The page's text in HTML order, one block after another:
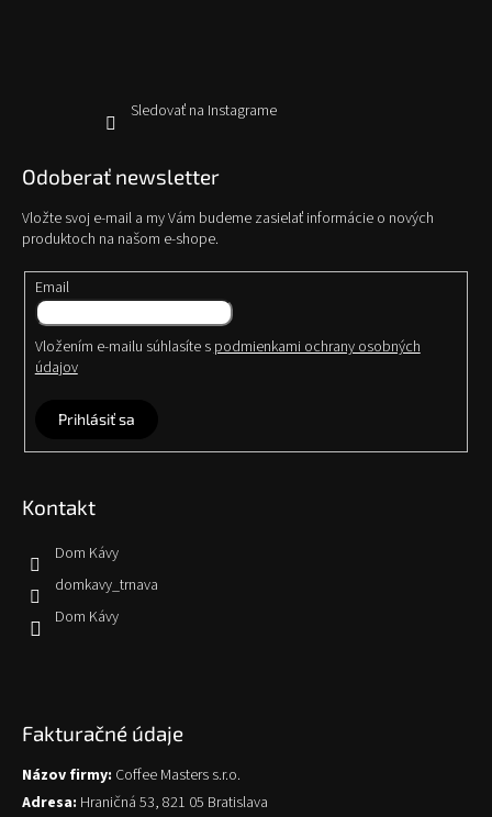
Sledovať na Instagrame
Odoberať newsletter
Vložte svoj e-mail a my Vám budeme zasielať informácie o nových
produktoch na našom e-shope.
Email
Vložením e-mailu súhlasíte spodmienkami ochrany osobných
údajov
Prihlásiť sa
Kontakt
Dom Kávy
domkavy_trnava
Dom Kávy
Fakturačné údaje
Názov firmy: Coffee Masters s.r.o.
Adresa: Hraničná 53, 821 05 Bratislava